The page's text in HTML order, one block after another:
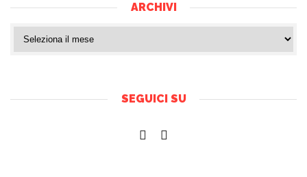
ARCHIVI
SEGUICI SU